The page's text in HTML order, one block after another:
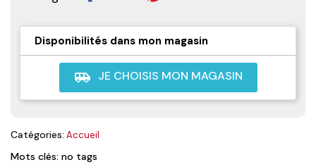
Disponibilités dans mon magasin
airport_shuttle JE CHOISIS MON MAGASIN
Catégories: Accueil
Mots clés: no tags